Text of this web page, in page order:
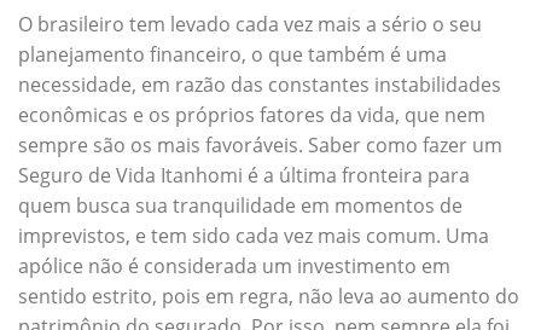
O brasileiro tem levado cada vez mais a sério o seu
planejamento financeiro, o que também é uma
necessidade, em razão das constantes instabilidades
econômicas e os próprios fatores da vida, que nem
sempre são os mais favoráveis. Saber como fazer um
Seguro de Vida Itanhomi é a última fronteira para
quem busca sua tranquilidade em momentos de
imprevistos, e tem sido cada vez mais comum. Uma
apólice não é considerada um investimento em
sentido estrito, pois em regra, não leva ao aumento do